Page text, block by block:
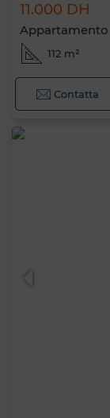
11.000 DH
Appartamento
112 m²
Contatta